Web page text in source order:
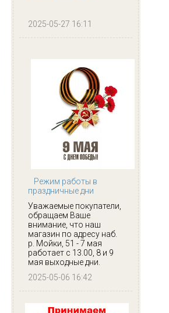
2025-05-27 16:11
Режим работы в
праздничные дни
Уважаемые покупатели,
обращаем Ваше
внимание, что наш
магазин по адресу наб.
р. Мойки, 51 - 7 мая
работает с 13.00, 8 и 9
мая выходные дни.
2025-05-06 16:42